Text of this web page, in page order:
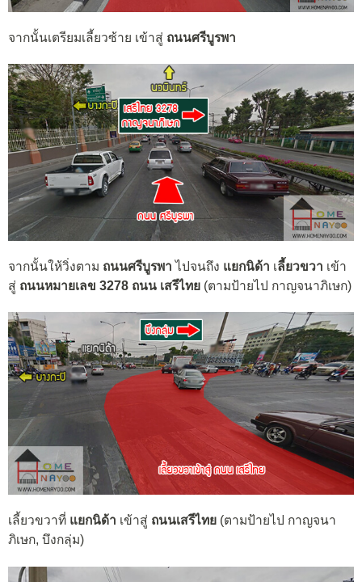
จากนั้นเตรียมเลี้ยวซ้าย เข้าสู่ ถนนศรีบูรพา
จากนั้นให้วิ่งตาม ถนนศรีบูรพา ไปจนถึง แยกนิด้า เลี้ยวขวา เข้า
สู่ ถนนหมายเลข 3278 ถนน เสรีไทย (ตามป้ายไป กาญจนาภิเษก)
เลี้ยวขวาที่ แยกนิด้า เข้าสู่ ถนนเสรีไทย (ตามป้ายไป กาญจนา
ภิเษก, บึงกลุ่ม)